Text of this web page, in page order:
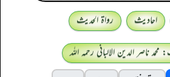
احادیث
رواۃ الحدیث
ناصر الدین الالبانی رحمہ اللہ